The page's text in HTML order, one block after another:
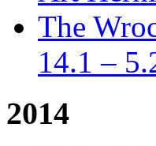
The
14.1 –
2014